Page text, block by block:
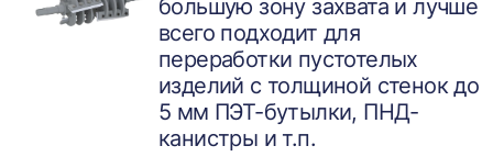
большую зону захвата и лучше
всего подходит для
переработки пустотелых
изделий с толщиной стенок до
5 мм ПЭТ-бутылки, ПНД-
канистры и т.п.